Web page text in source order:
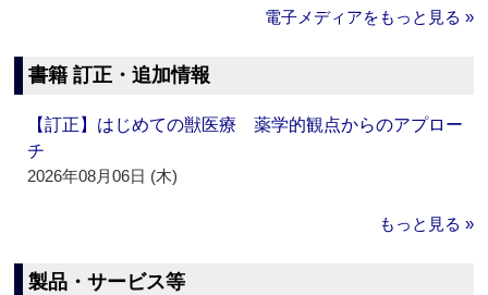
電子メディアをもっと見る »
書籍 訂正・追加情報
【訂正】はじめての獣医療 薬学的観点からのアプロー
チ
2026年08月06日 (木)
もっと見る »
製品・サービス等